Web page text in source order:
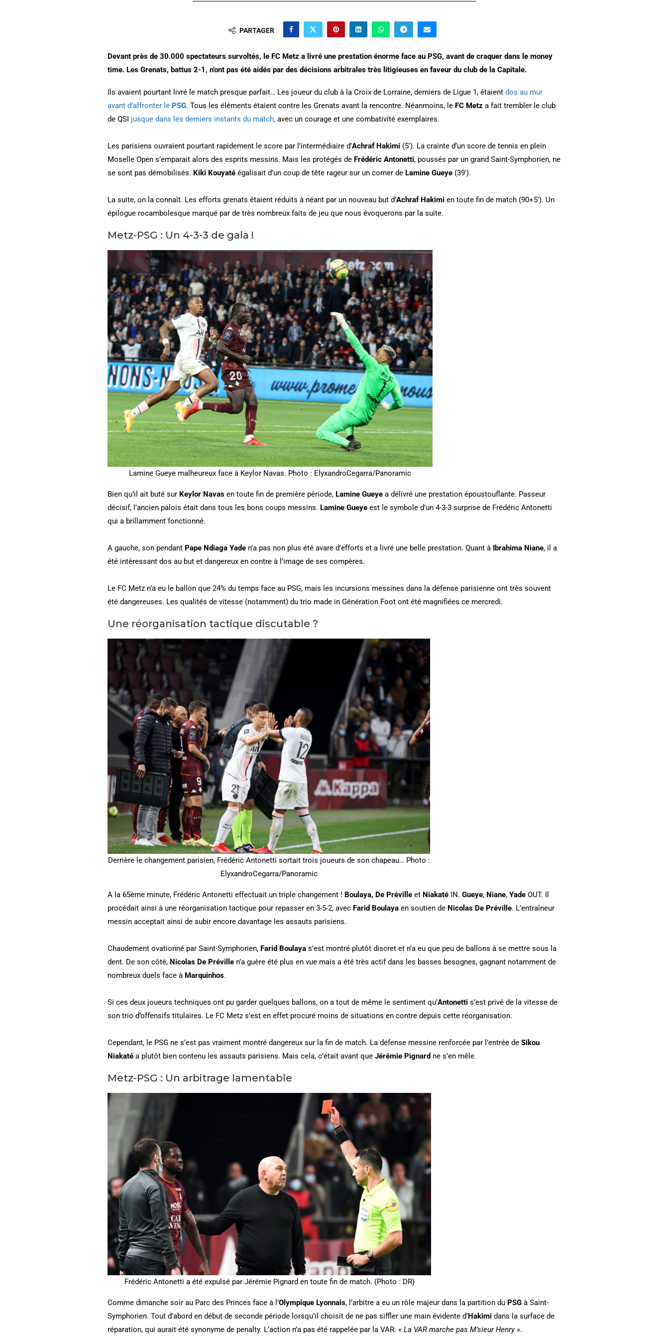
PARTAGER
Devant près de 30.000 spectateurs survoltés, le FC Metz a livré une prestation énorme face au PSG, avant de craquer dans le money
time. Les Grenats, battus 2-1, n’ont pas été aidés par des décisions arbitrales très litigieuses en faveur du club de la Capitale.
Ils avaient pourtant livré le match presque parfait… Les joueur du club à la Croix de Lorraine, derniers de Ligue 1, étaient dos au mur
avant d’affronter le PSG. Tous les éléments étaient contre les Grenats avant la rencontre. Néanmoins, le FC Metz a fait trembler le club
de QSI jusque dans les derniers instants du match, avec un courage et une combativité exemplaires.
Les parisiens ouvraient pourtant rapidement le score par l’intermédiaire d’Achraf Hakimi (5′). La crainte d’un score de tennis en plein
Moselle Open s’emparait alors des esprits messins. Mais les protégés de Frédéric Antonetti, poussés par un grand Saint-Symphorien, ne
se sont pas démobilisés. Kiki Kouyaté égalisait d’un coup de tête rageur sur un corner de Lamine Gueye (39′).
La suite, on la connaît. Les efforts grenats étaient réduits à néant par un nouveau but d’Achraf Hakimi en toute fin de match (90+5′). Un
épilogue rocambolesque marqué par de très nombreux faits de jeu que nous évoquerons par la suite.
Metz-PSG : Un 4-3-3 de gala !
Lamine Gueye malheureux face à Keylor Navas. Photo : ElyxandroCegarra/Panoramic
Bien qu’il ait buté sur Keylor Navas en toute fin de première période, Lamine Gueye a délivré une prestation époustouflante. Passeur
décisif, l’ancien palois était dans tous les bons coups messins. Lamine Gueye est le symbole d’un 4-3-3 surprise de Frédéric Antonetti
qui a brillamment fonctionné.
A gauche, son pendant Pape Ndiaga Yade n’a pas non plus été avare d’efforts et a livré une belle prestation. Quant à Ibrahima Niane, il a
été intéressant dos au but et dangereux en contre à l’image de ses compères.
Le FC Metz n’a eu le ballon que 24% du temps face au PSG, mais les incursions messines dans la défense parisienne ont très souvent
été dangereuses. Les qualités de vitesse (notamment) du trio made in Génération Foot ont été magnifiées ce mercredi.
Une réorganisation tactique discutable ?
Derrière le changement parisien, Frédéric Antonetti sortait trois joueurs de son chapeau… Photo :
ElyxandroCegarra/Panoramic
A la 65ème minute, Frédéric Antonetti effectuait un triple changement ! Boulaya, De Préville et Niakaté IN. Gueye, Niane, Yade OUT. Il
procédait ainsi à une réorganisation tactique pour repasser en 3-5-2, avec Farid Boulaya en soutien de Nicolas De Préville. L’entraîneur
messin acceptait ainsi de subir encore davantage les assauts parisiens.
Chaudement ovationné par Saint-Symphorien, Farid Boulaya s’est montré plutôt discret et n’a eu que peu de ballons à se mettre sous la
dent. De son côté, Nicolas De Préville n’a guère été plus en vue mais a été très actif dans les basses besognes, gagnant notamment de
nombreux duels face à Marquinhos.
Si ces deux joueurs techniques ont pu garder quelques ballons, on a tout de même le sentiment qu’Antonetti s’est privé de la vitesse de
son trio d’offensifs titulaires. Le FC Metz s’est en effet procuré moins de situations en contre depuis cette réorganisation.
Cependant, le PSG ne s’est pas vraiment montré dangereux sur la fin de match. La défense messine renforcée par l’entrée de Sikou
Niakaté a plutôt bien contenu les assauts parisiens. Mais cela, c’était avant que Jérémie Pignard ne s’en mêle.
Metz-PSG : Un arbitrage lamentable
Frédéric Antonetti a été expulsé par Jérémie Pignard en toute fin de match. (Photo : DR)
Comme dimanche soir au Parc des Princes face à l’Olympique Lyonnais, l’arbitre a eu un rôle majeur dans la partition du PSG à Saint-
Symphorien. Tout d’abord en début de seconde période lorsqu’il choisit de ne pas siffler une main évidente d’Hakimi dans la surface de
réparation, qui aurait été synonyme de penalty. L’action n’a pas été rappelée par la VAR. « La VAR marche pas M’sieur Henry ».